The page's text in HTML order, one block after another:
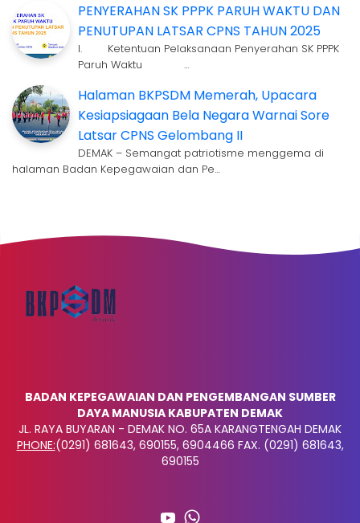
PENYERAHAN SK PPPK PARUH WAKTU DAN
PENUTUPAN LATSAR CPNS TAHUN 2025
I. Ketentuan Pelaksanaan Penyerahan SK PPPK
Paruh Waktu …
Halaman BKPSDM Memerah, Upacara
Kesiapsiagaan Bela Negara Warnai Sore
Latsar CPNS Gelombang II
DEMAK – Semangat patriotisme menggema di
halaman Badan Kepegawaian dan Pe…
BADAN KEPEGAWAIAN DAN PENGEMBANGAN SUMBER
DAYA MANUSIA KABUPATEN DEMAK
JL. RAYA BUYARAN - DEMAK NO. 65A KARANGTENGAH DEMAK
PHONE:(0291) 681643, 690155, 6904466 FAX. (0291) 681643,
690155